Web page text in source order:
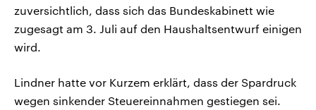
zuversichtlich, dass sich das Bundeskabinett wie
zugesagt am 3. Juli auf den Haushaltsentwurf einigen
wird.
Lindner hatte vor Kurzem erklärt, dass der Spardruck
wegen sinkender Steuereinnahmen gestiegen sei.